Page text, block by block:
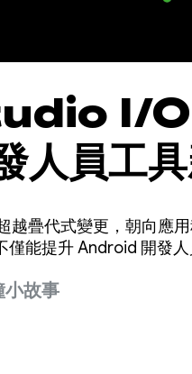
I/O
員工具
越疊代式變更，朝向應
僅能提升 Android 開發
故事